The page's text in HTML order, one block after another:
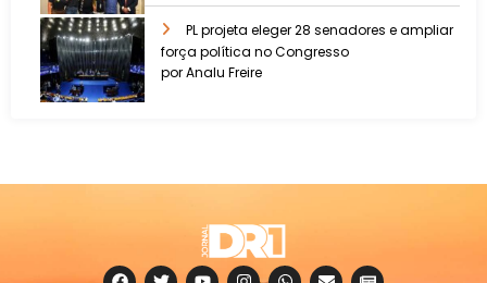
PL projeta eleger 28 senadores e ampliar
força política no Congresso
por Analu Freire